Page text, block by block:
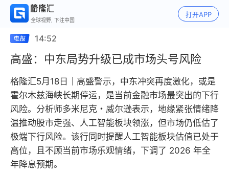
全球视野, 下注中国
打开APP
14:52
高盛：中东局势升级已成市场头号风险
格隆汇5月18日｜高盛警示，中东冲突再度激化，或是
霍尔木兹海峡长期停运，是当前金融市场最突出的下行
风险。分析师多米尼克・威尔逊表示，地缘紧张情绪降
温推动股市走强、人工智能板块领涨，但市场仍低估了
极端下行风险。该行同时提醒人工智能板块估值已处于
高位，且不顾当前市场乐观情绪，下调了 2026 年全
年降息预期。